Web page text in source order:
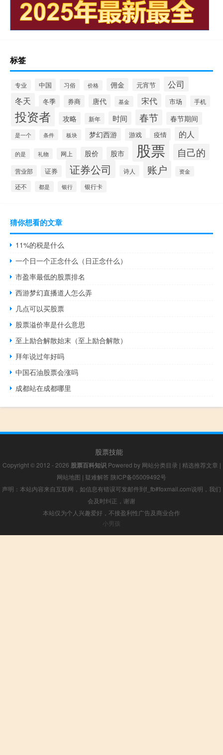
标签
专业 中国 习俗 价格 佣金 元宵节
公司
冬天
冬季 券商 唐代 基金 宋代 市场 手机
投资者 攻略 新年 时间 春节 春节期间
是一个 条件 板块 梦幻西游 游戏 疫情 的人
的是 礼物 网上 股价 股市 股票 自己的
营业部 证券 证券公司 诗人 账户 资金
还不 都是 银行 银行卡
猜你想看的文章
11%的税是什么
一个日一个正念什么（日正念什么）
市盈率最低的股票排名
西游梦幻直播道人怎么弄
几点可以买股票
股票溢价率是什么意思
至上励合解散始末（至上励合解散）
拜年说过年好吗
中国石油股票会涨吗
成都站在成都哪里
股票技能
Copyright © 2012 - 2026 股票百科知识 Powered by 网站分类目录 | 精选推荐文章 |
网站地图 | 疑难解答 陕ICP备05009492号
声明：本站内容来自互联网，如信息有错误可发邮件到f_fb#foxmail.com说明，我们
会及时纠正，谢谢
本站仅为个人兴趣爱好，不接盈利性广告及商业合作
小男孩